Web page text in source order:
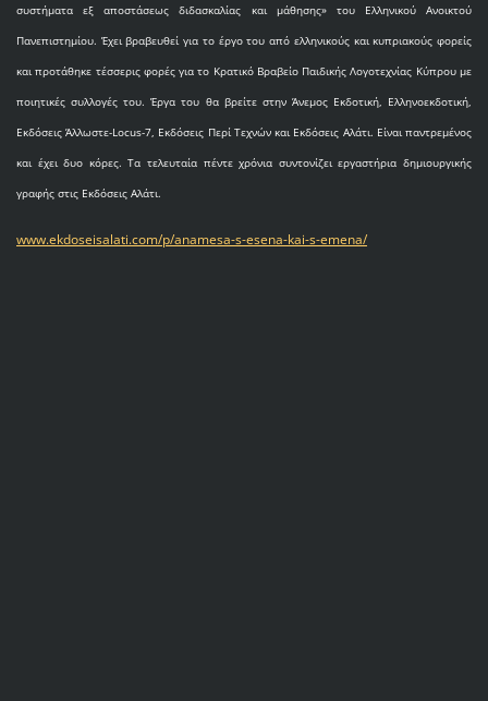
συστήματα εξ αποστάσεως διδασκαλίας και μάθησης» του Ελληνικού Ανοικτού
Πανεπιστημίου. Έχει βραβευθεί για το έργο του από ελληνικούς και κυπριακούς φορείς
και προτάθηκε τέσσερις φορές για το Κρατικό Βραβείο Παιδικής Λογοτεχνίας Κύπρου με
ποιητικές συλλογές του. Έργα του θα βρείτε στην Άνεμος Εκδοτική, Ελληνοεκδοτική,
Εκδόσεις Άλλωστε-Locus-7, Εκδόσεις Περί Τεχνών και Εκδόσεις Αλάτι. Είναι παντρεμένος
και έχει δυο κόρες. Τα τελευταία πέντε χρόνια συντονίζει εργαστήρια δημιουργικής
γραφής στις Εκδόσεις Αλάτι.
www.ekdoseisalati.com/p/anamesa-s-esena-kai-s-emena/